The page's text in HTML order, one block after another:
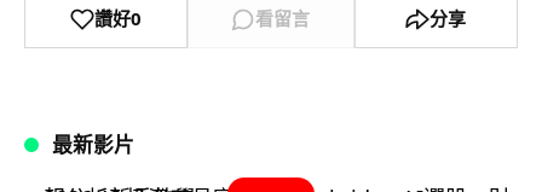
讚好0 看留言 分享
最新影片